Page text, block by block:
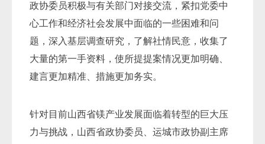
政协委员积极与有关部门对接交流，紧扣党委中
心工作和经济社会发展中面临的一些困难和问
题，深入基层调查研究，了解社情民意，收集了
大量的第一手资料，使所提提案情况更加明确、
建言更加精准、措施更加务实。
针对目前山西省镁产业发展面临着转型的巨大压
力与挑战，山西省政协委员、运城市政协副主席